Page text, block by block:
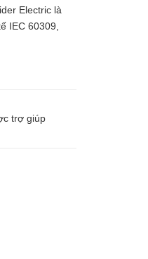
Electric là
IEC 60309,
trợ giúp